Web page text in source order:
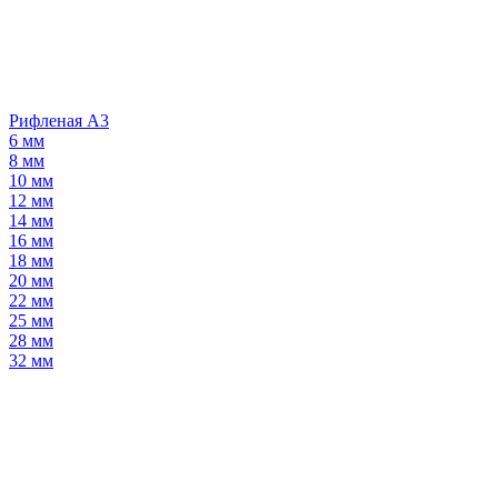
Рифленая А3
6 мм
8 мм
10 мм
12 мм
14 мм
16 мм
18 мм
20 мм
22 мм
25 мм
28 мм
32 мм